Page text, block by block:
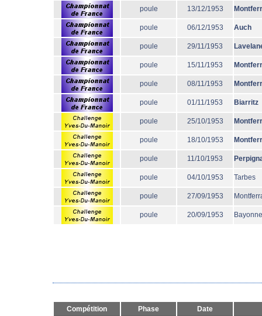
poule 13/12/1953
poule 06/12/1953 Auch
poule 29/11/1953
poule 15/11/1953
poule 08/11/1953
poule 01/11/1953 Biarritz
poule 25/10/1953
poule 18/10/1953
poule 11/10/1953
poule 04/10/1953 Tarbes
poule 27/09/1953
poule 20/09/1953 Bayonne
Compétition Phase Date